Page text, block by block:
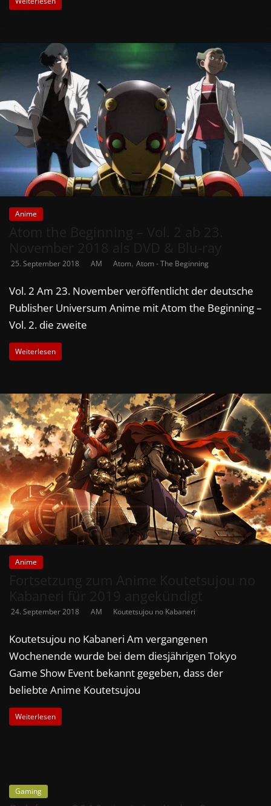
Anime
25. September 2018 AM Atom, Atom - The Beginning
Vol. 2 Am 23. November veröffentlicht der deutsche
Publisher Universum Anime mit Atom the Beginning –
Vol. 2. die zweite
Weiterlesen
Anime
24. September 2018 AM Koutetsujou no Kabaneri
Koutetsujou no Kabaneri Am vergangenen
Wochenende wurde bei dem diesjährigen Tokyo
Game Show Event bekannt gegeben, dass der
beliebte Anime Koutetsujou
Weiterlesen
Gaming